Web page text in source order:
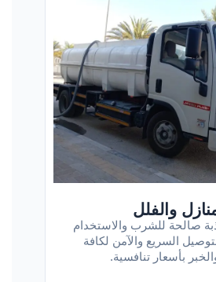
والفلل
صالحة للشرب والاستخدام
السريع والآمن لكافة
بأسعار تنافسية.